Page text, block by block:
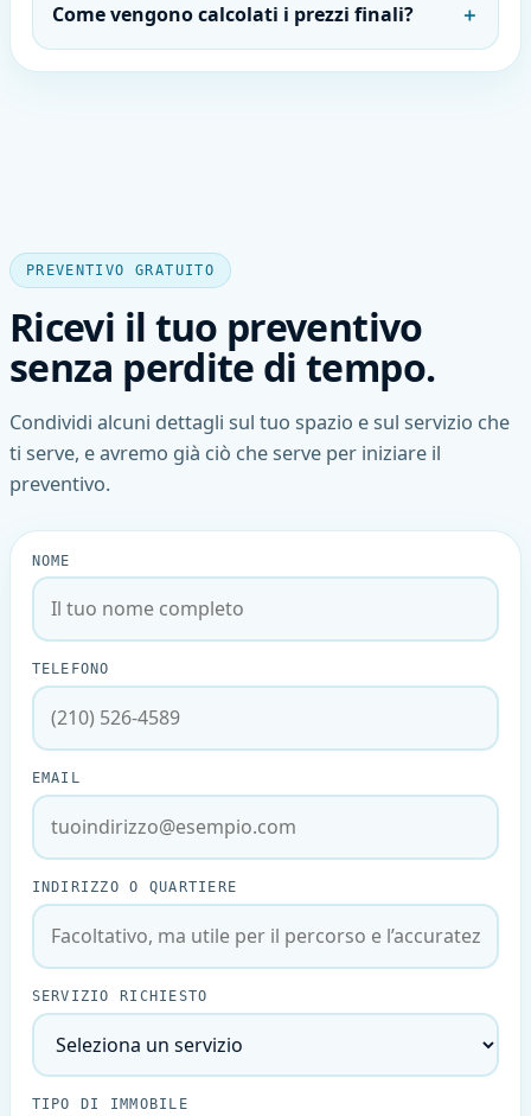
Come vengono calcolati i prezzi finali? ＋
PREVENTIVO GRATUITO
Ricevi il tuo preventivo
senza perdite di tempo.
Condividi alcuni dettagli sul tuo spazio e sul servizio che
ti serve, e avremo già ciò che serve per iniziare il
preventivo.
NOME
TELEFONO
EMAIL
INDIRIZZO O QUARTIERE
SERVIZIO RICHIESTO
TIPO DI IMMOBILE